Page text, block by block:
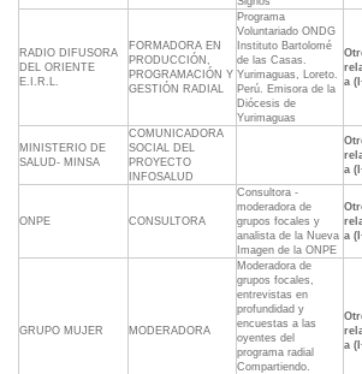
RADIO DIFUSORA
DEL ORIENTE
E.I.R.L.
FORMADORA EN
PRODUCCIÓN,
PROGRAMACIÓN Y
GESTIÓN RADIAL
Programa
Voluntariado ONDG
Instituto Bartolomé
de las Casas.
Yurimaguas, Loreto.
Perú. Emisora de la
Diócesis de
Yurimaguas
a
MINISTERIO DE
SALUD- MINSA
COMUNICADORA
SOCIAL DEL
PROYECTO
INFOSALUD
a
ONPE CONSULTORA
Consultora -
moderadora de
grupos focales y
analista de la Nueva
Imagen de la ONPE
a
GRUPO MUJER MODERADORA
Moderadora de
grupos focales,
entrevistas en
profundidad y
encuestas a las
oyentes del
programa radial
Compartiendo.
a